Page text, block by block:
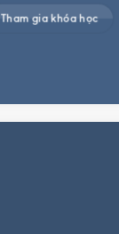
Tham gia khóa học